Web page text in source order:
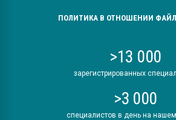
ПОЛИТИКА В ОТНОШЕНИИ
>13 000
зарегистрированных
>3 000
специалистов в день на